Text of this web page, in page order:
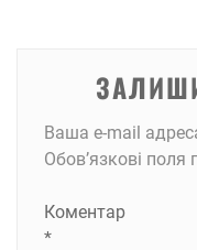
Ваша e-mail
Обов’язкові поля
Коментар
*